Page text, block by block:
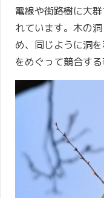
電線や街路樹に大
れています。木の
め、同じように洞
をめぐって競合す